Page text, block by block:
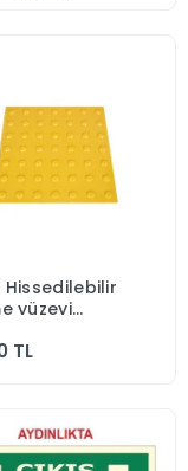
Sepete Ekle
Hissedilebilir
yüzeyi
TL